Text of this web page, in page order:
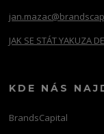
JAK SE STÁT YAKUZA
KDE NÁS
BrandsCapital